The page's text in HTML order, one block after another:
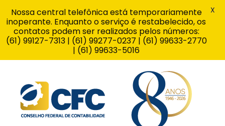
Nossa central telefônica está temporariamente
inoperante. Enquanto o serviço é restabelecido, os
contatos podem ser realizados pelos números:
(61) 99127-7313 | (61) 99277-0237 | (61) 99633-2770
| (61) 99633-5016
X